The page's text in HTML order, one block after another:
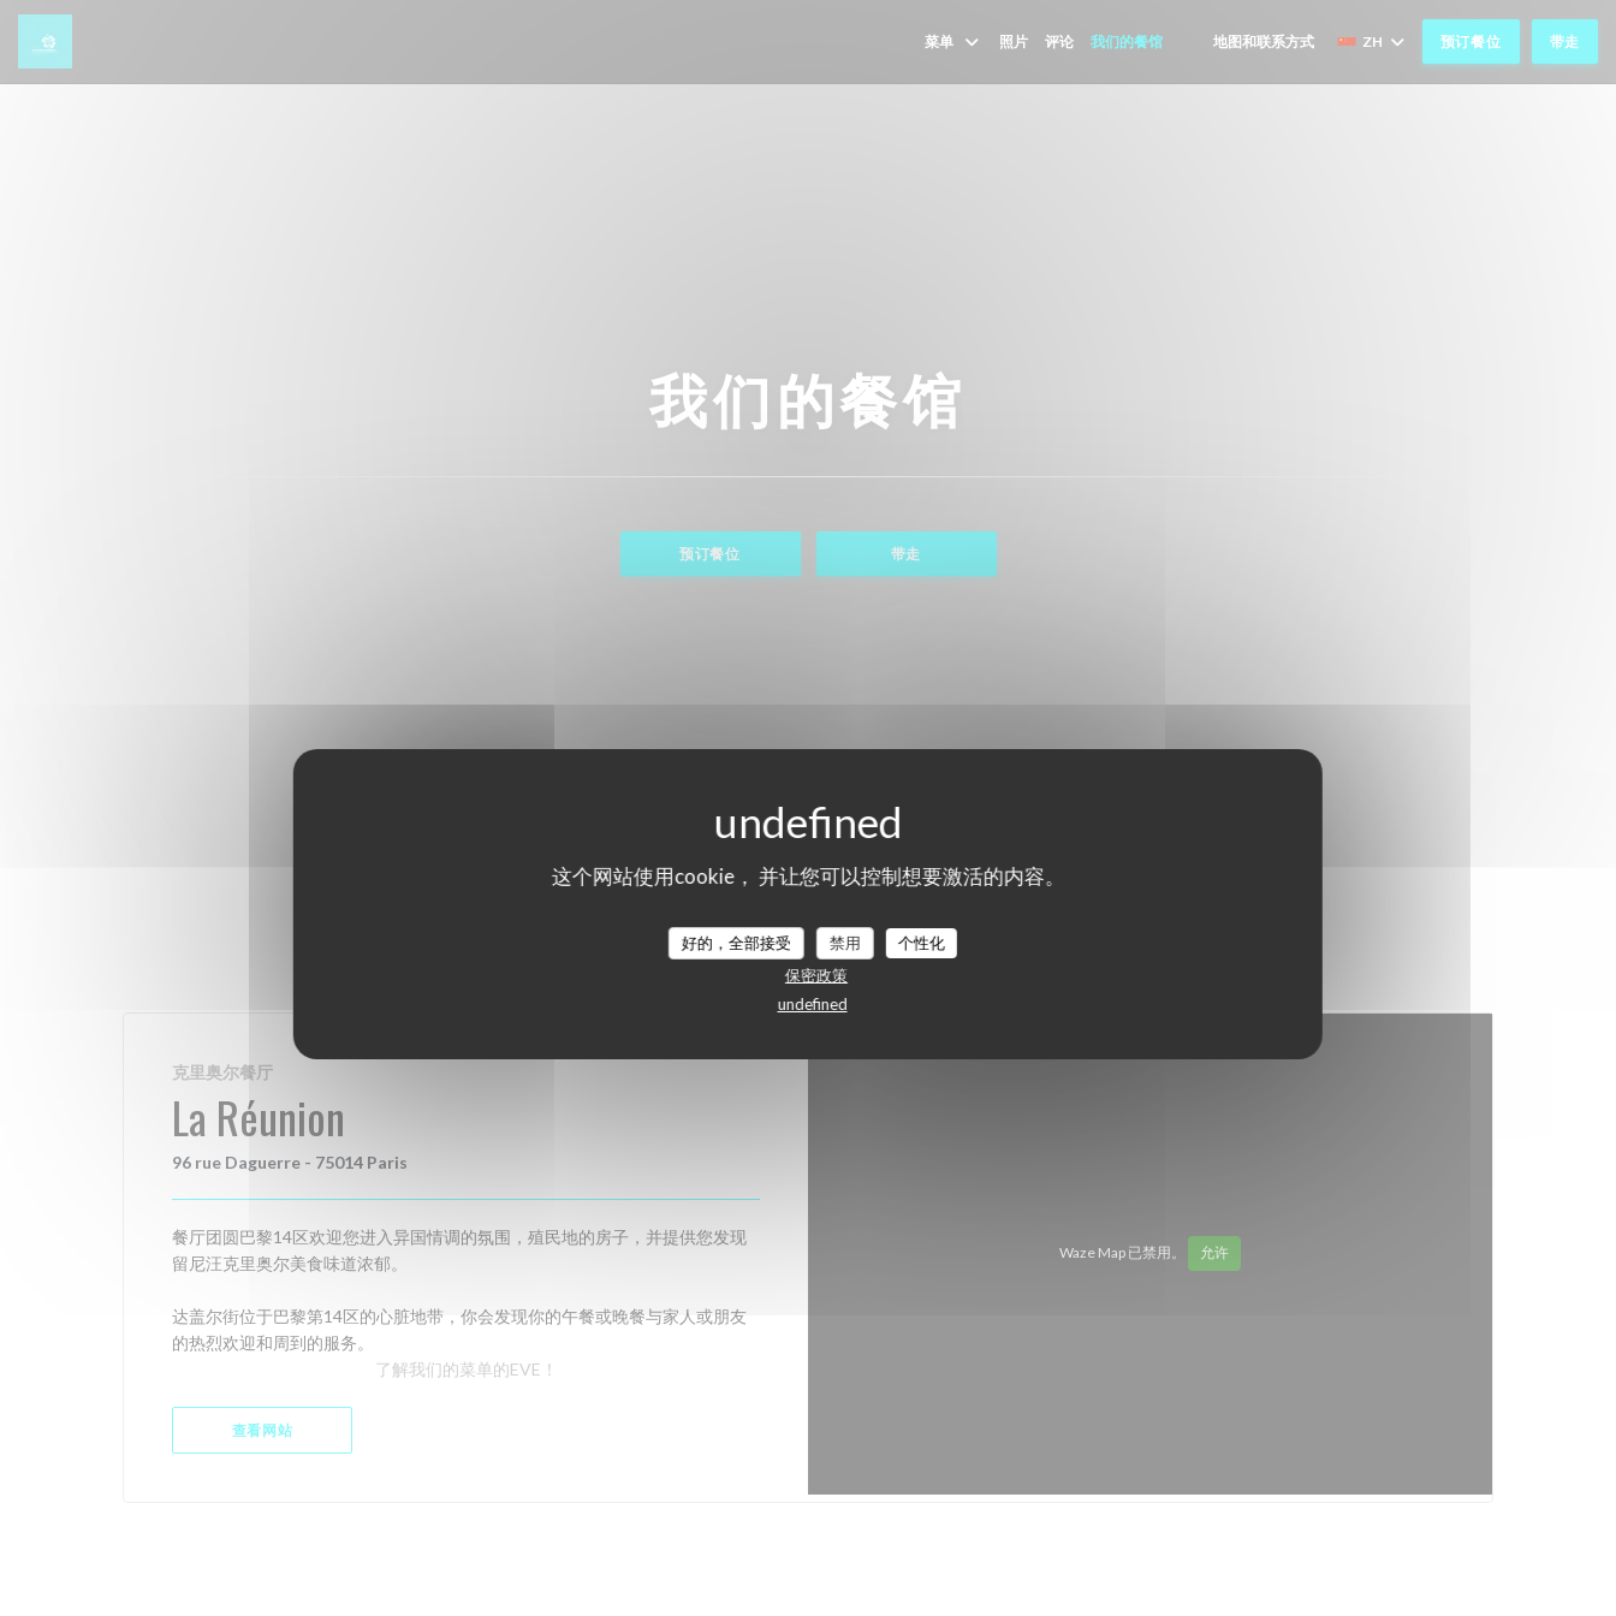
Cookie管理面板
这个网站使用cookie， 并让您可以控制想要激活的内容。
好的，全部接受 禁用
个性化
保密政策
undefined
菜单 照片 评论 我们的餐馆 ((在新窗口中打开))
((在新窗口中打开))
地图和联系方式 ZH 预订餐位 带走
我们的餐馆
预订餐位 带走
克里奥尔餐厅
La Réunion
96 rue Daguerre - 75014 Paris
餐厅团圆巴黎14区欢迎您进入异国情调的氛围，殖民地的房子，并提供您发现
留尼汪克里奥尔美食味道浓郁。
达盖尔街位于巴黎第14区的心脏地带，你会发现你的午餐或晚餐与家人或朋友
的热烈欢迎和周到的服务。
了解我们的菜单的EVE！
查看网站
Waze Map 已禁用。 允许